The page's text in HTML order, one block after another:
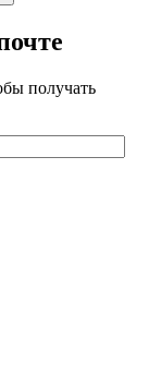
получать